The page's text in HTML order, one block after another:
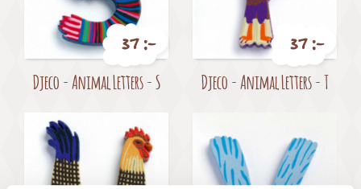
Pris
37 :-
Djeco - Animal Letters - S
Pris
37 :-
Djeco - Animal Letters - T